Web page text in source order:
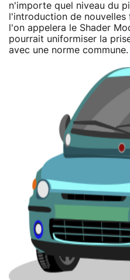
n'importe quel niveau du
l'introduction de
l'on appelera le Shader
pourrait uniformiser la
avec une norme commune.